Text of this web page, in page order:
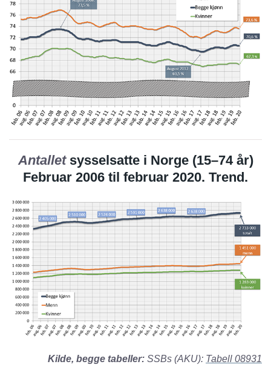
Antalletsysselsatte i Norge (15–74 år)
Februar 2006 til februar 2020. Trend.
Kilde, begge tabeller: SSBs (AKU): Tabell 08931